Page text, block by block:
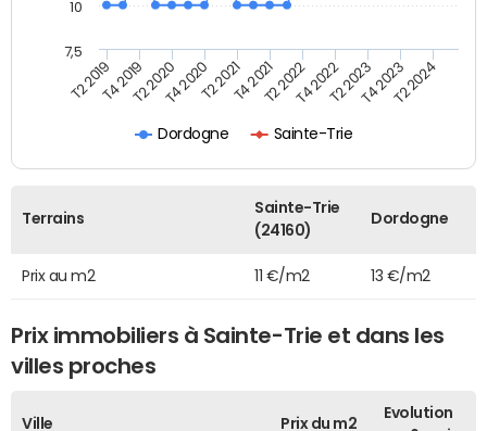
Dordogne Sainte-Trie
T2 2019T4 2019T2 2020T4 2020T2 2021T4 2021T2 2022T4 2022T2 2023T4 2023T2 2024
7,5
10
Terrains
Sainte-Trie
(24160)
Dordogne
Prix au m2 11 €/m2 13 €/m2
Prix immobiliers à Sainte-Trie et dans les
villes proches
Ville Prix du m2
Evolution